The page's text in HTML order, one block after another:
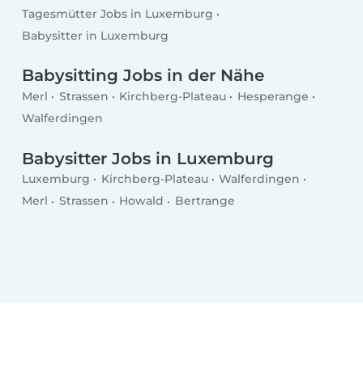
Tagesmütter Jobs in Luxemburg
Babysitter in Luxemburg
Babysitting Jobs in der Nähe
Merl Strassen Kirchberg-Plateau
Hesperange
Walferdingen
Babysitter Jobs in Luxemburg
Luxemburg Kirchberg-Plateau
Walferdingen
Merl
Strassen Howald Bertrange